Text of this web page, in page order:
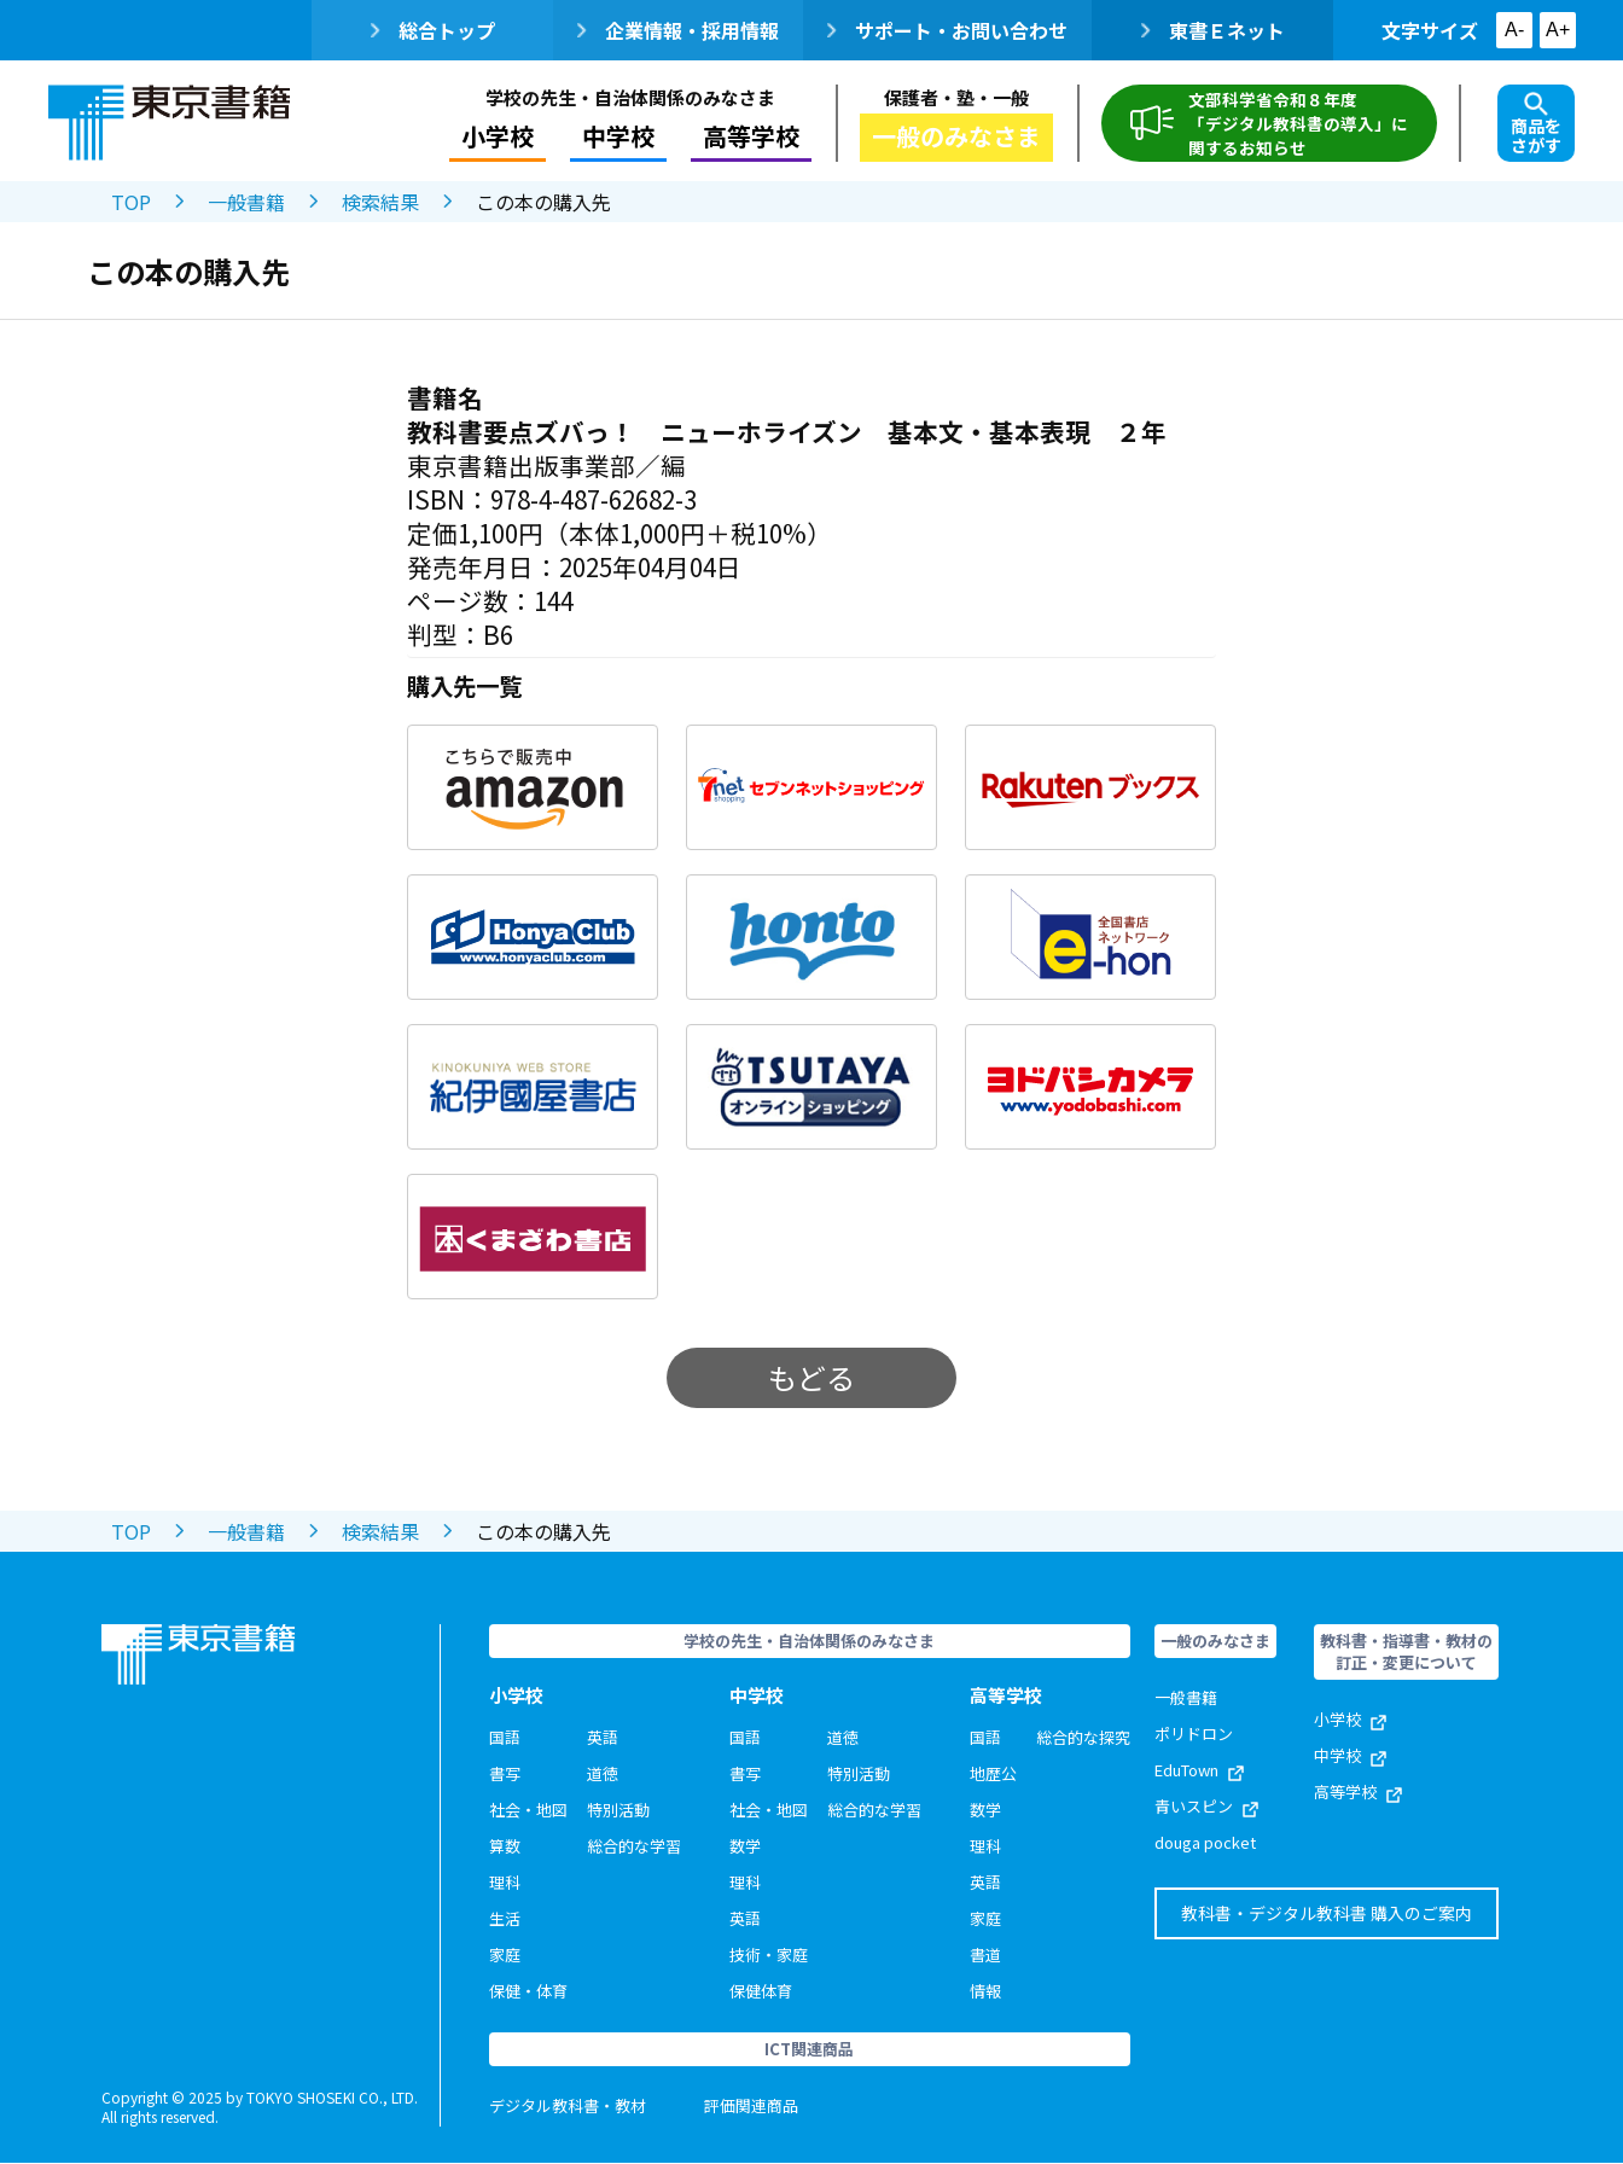
総合トップ 企業情報・採用情報 サポート・お問い合わせ 東書Ｅネット 文字サイズ A- A+
学校の先生・自治体関係のみなさま
小学校 中学校 高等学校
保護者・塾・一般
一般のみなさま
文部科学省令和８年度
「デジタル教科書の導入」に
関するお知らせ
商品を
さがす
TOP 一般書籍 検索結果 この本の購入先
この本の購入先
書籍名
教科書要点ズバっ！ ニューホライズン 基本文・基本表現 ２年
東京書籍出版事業部／編
ISBN：978-4-487-62682-3
定価1,100円（本体1,000円＋税10%）
発売年月日：2025年04月04日
ページ数：144
判型：B6
購入先一覧
もどる
TOP 一般書籍 検索結果 この本の購入先
Copyright © 2025 by TOKYO SHOSEKI CO., LTD.
All rights reserved.
学校の先生・自治体関係のみなさま
小学校
国語
書写
社会・地図
算数
理科
生活
家庭
保健・体育
英語
道徳
特別活動
総合的な学習
中学校
国語
書写
社会・地図
数学
理科
英語
技術・家庭
保健体育
道徳
特別活動
総合的な学習
高等学校
国語
地歴公
数学
理科
英語
家庭
書道
情報
総合的な探究
ICT関連商品
デジタル教科書・教材 評価関連商品
一般のみなさま
一般書籍
ポリドロン
EduTown
青いスピン
douga pocket
教科書・指導書・教材の
訂正・変更について
小学校
中学校
高等学校
教科書・デジタル教科書 購入のご案内